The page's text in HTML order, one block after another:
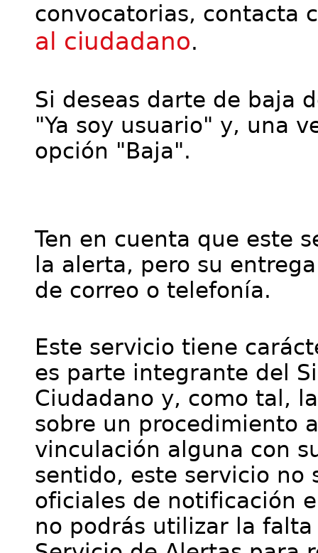
convocatorias, contacta
al ciudadano.
Si deseas darte de baja
"Ya soy usuario" y, una
opción "Baja".
Ten en cuenta que este
la alerta, pero su
de correo o telefonía.
Este servicio tiene
es parte integrante del
Ciudadano y, como tal,
sobre un procedimiento
vinculación alguna con
sentido, este servicio no
oficiales de notificación
no podrás utilizar la